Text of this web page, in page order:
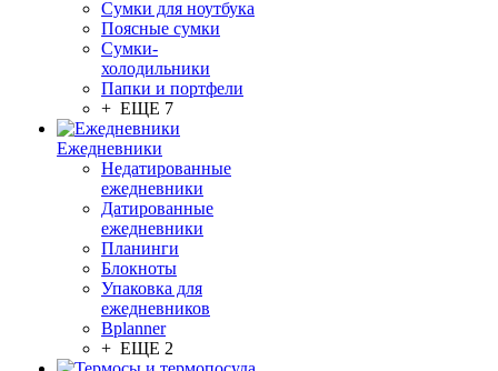
Сумки для ноутбука
Поясные сумки
Сумки-
холодильники
Папки и портфели
+ ЕЩЕ 7
Ежедневники
Недатированные
ежедневники
Датированные
ежедневники
Планинги
Блокноты
Упаковка для
ежедневников
Bplanner
+ ЕЩЕ 2